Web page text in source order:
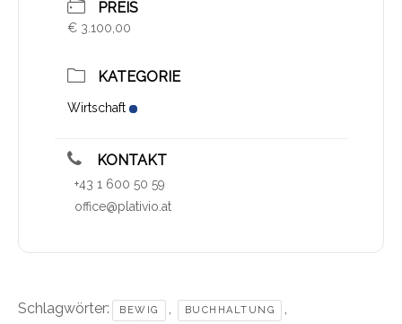
PREIS
€ 3.100,00
KATEGORIE
Wirtschaft
KONTAKT
+43 1 600 50 59
office@plativio.at
Schlagwörter: BEWIG , BUCHHALTUNG ,